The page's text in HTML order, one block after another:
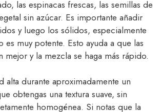
las espinacas frescas, las semillas de
sin azúcar. Es importante añadir
y luego los sólidos, especialmente
es muy potente. Esto ayuda a que las
mejor y la mezcla se haga más rápido.
alta durante aproximadamente un
obtengas una textura suave, sin
homogénea. Si notas que la